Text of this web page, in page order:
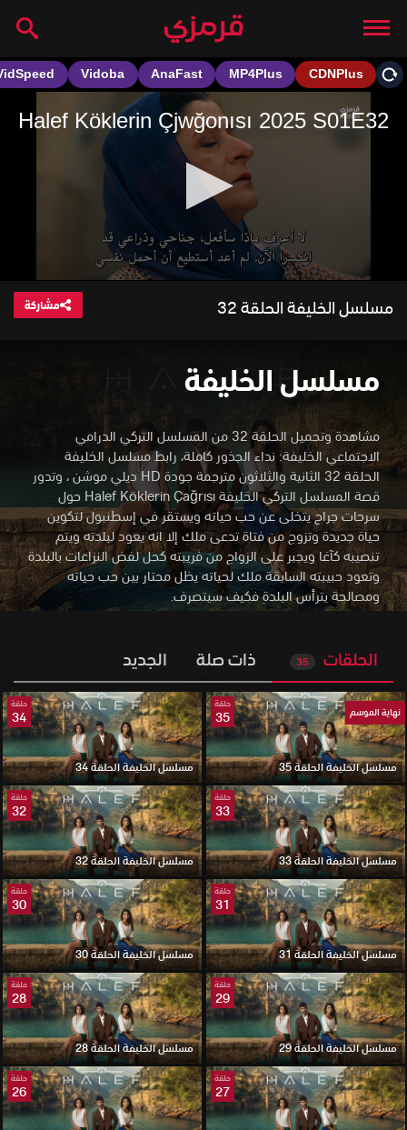
مسلسل الخليفة الحلقة 32 مشاركة
مسلسل الخليفة
مشاهدة وتحميل الحلقة 32 من المسلسل التركي الدرامي
الاجتماعي الخليفة: نداء الجذور كاملة، رابط مسلسل الخليفة
الحلقة 32 الثانية والثلاثون مترجمة جودة HD ديلي موشن ،وتدور
قصة المسلسل التركي الخليفة Halef Köklerin Çağrısı‎ حول
سرحات جراح يتخلى عن حب حياته ويستقر في إسطنبول لتكوين
حياة جديدة وتزوج من فتاة تدعى ملك إلا انه يعود لبلدته ويتم
تنصيبه كآغا ويجبر على الزواج من فريبته كحل لفض النزاعات بالبلدة
وتعود حبيبته السابقة ملك لحياته يظل محتار بين حب حياته
ومصالحة يترأس البلدة فكيف سيتصرف.
الحلقات 35 ذات صلة الجديد
نهاية الموسم
حلقة
35
مسلسل الخليفة الحلقة 35
حلقة
34
مسلسل الخليفة الحلقة 34
حلقة
33
مسلسل الخليفة الحلقة 33
حلقة
32
مسلسل الخليفة الحلقة 32
حلقة
31
مسلسل الخليفة الحلقة 31
حلقة
30
مسلسل الخليفة الحلقة 30
حلقة
29
مسلسل الخليفة الحلقة 29
حلقة
28
مسلسل الخليفة الحلقة 28
حلقة
27
حلقة
26